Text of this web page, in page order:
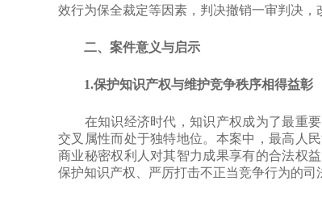
效行为保全裁定等因素，判决撤销一审判决，
二、案件意义与启示
1.保护知识产权与维护竞争秩序相得益彰
在知识经济时代，知识产权成为了最重要
交叉属性而处于独特地位。本案中，最高人
商业秘密权利人对其智力成果享有的合法权
保护知识产权、严厉打击不正当竞争行为的司